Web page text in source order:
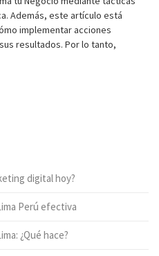
Además, este artículo está
implementar acciones
resultados. Por lo tanto,
digital hoy?
Perú efectiva
¿Qué hace?